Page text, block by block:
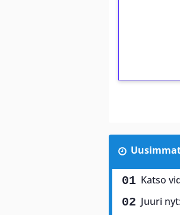
Katso
Juuri